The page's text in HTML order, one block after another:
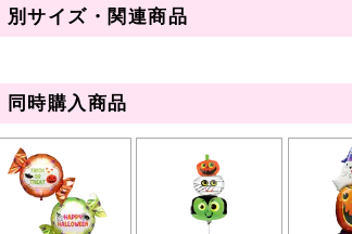
別サイズ・関連商品
同時購入商品